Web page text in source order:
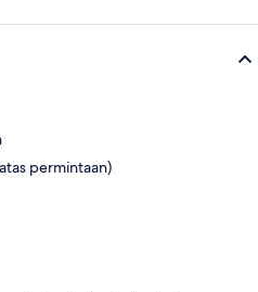
permintaan)